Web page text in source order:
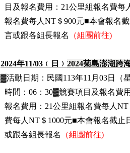
目 及報名費用 ：21公里組報名費每
報名費每人NT＄900元■本會報名
言或跟各組長報名
（組團前往)
2024年11/03 ﹙日﹚ 2024菊島澎湖跨
▓活動日期： 民國113年11月03日
（
時間：06：30▓競賽項目 及報名費
報名費用 ：21公里組報名費每人NT
費每人NT＄1000元■本會報名截止
或跟各組長報名
（組團前往)